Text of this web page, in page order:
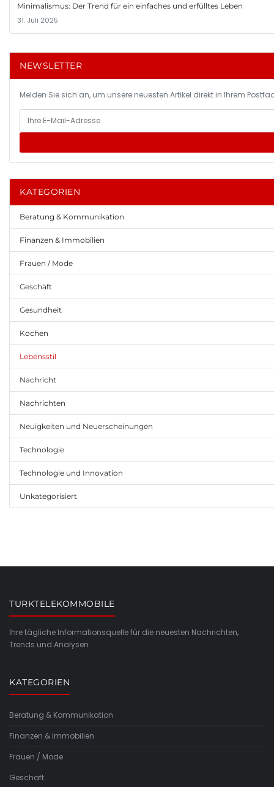
Minimalismus: Der Trend für ein einfaches und erfülltes Leben
31. Juli 2025
NEWSLETTER
Melden Sie sich an, um unsere neuesten Artikel direkt in Ihrem
KATEGORIEN
Beratung & Kommunikation
Finanzen & Immobilien
Frauen / Mode
Geschäft
Gesundheit
Kochen
Lebensstil
Nachricht
Nachrichten
Neuigkeiten und Neuerscheinungen
Technologie
Technologie und Innovation
Unkategorisiert
TURKTELEKOMMOBILE
Ihre tägliche Informationsquelle für die neuesten Nachrichten,
Trends und Analysen.
KATEGORIEN
Beratung & Kommunikation
Finanzen & Immobilien
Frauen / Mode
Geschäft